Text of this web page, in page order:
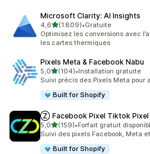
Microsoft Clarity: AI Insights
4,6étoile(s) sur 5
(1 809)
1809 avis au total
•Gratuite
Optimisez les conversions avec
les cartes thermiques
Pixels Meta & Facebook Nabu
5,0étoile(s) sur 5
(104)
104 avis au total
•Installation gratuite
Suivi précis des Pixels Meta pour
Built for Shopify
Ⓩ Facebook Pixel Tiktok Pixel
5,0étoile(s) sur 5
(159)
159 avis au total
•Forfait gratuit
Suivi des pixels Facebook, Meta
Built for Shopify